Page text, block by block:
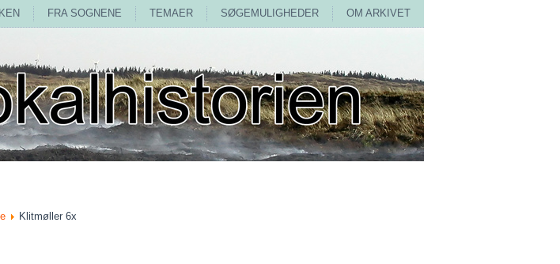
FRA SOGNENE TEMAER SØGEMULIGHEDER OM ARKIVET
Klitmøller 6x